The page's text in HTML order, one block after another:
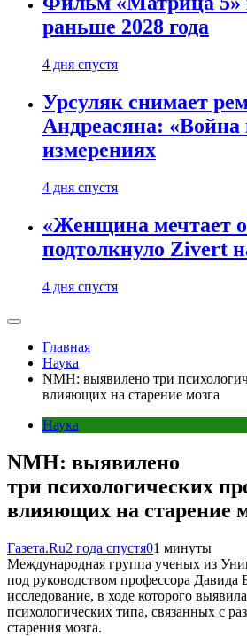
раньше 2028 года
4 дня спустя
Урсуляк снимает
Андреасяна: «Война
измерениях
4 дня спустя
«Женщина мечтает
подтолкнуло Zivert
4 дня спустя
Главная
Наука
NMH: выявилено три
влияющих на старение мозга
Наука
NMH: выявилено
три психологических
влияющих на старение
Газета.Ru2 года спустя01 минуты
Международная группа ученых из
под руководством профессора Давида
исследование, в ходе которого
психологических типа, связанных с
старения мозга.